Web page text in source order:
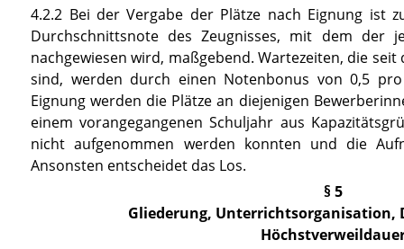
4.2.2 Bei der Vergabe der Plätze nach Eignung ist
Durchschnittsnote des Zeugnisses, mit dem der
nachgewiesen wird, maßgebend. Wartezeiten, die
sind, werden durch einen Notenbonus von 0,5
Eignung werden die Plätze an diejenigen
einem vorangegangenen Schuljahr aus
nicht aufgenommen werden konnten und die
Ansonsten entscheidet das Los.
§ 5
Gliederung, Unterrichtsorganisation,